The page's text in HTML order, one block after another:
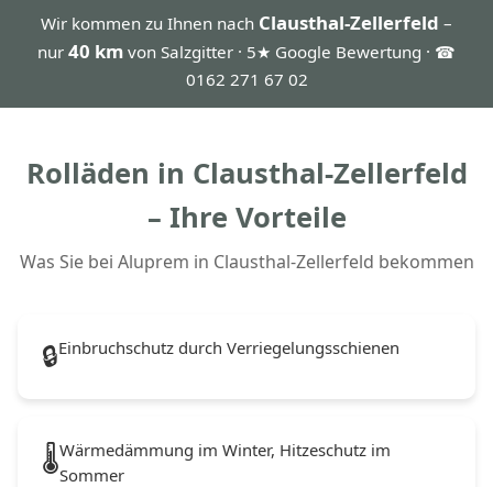
Wir kommen zu Ihnen nach Clausthal-Zellerfeld –
nur 40 km von Salzgitter · 5★ Google Bewertung · ☎
0162 271 67 02
Rolläden in Clausthal-Zellerfeld
– Ihre Vorteile
Was Sie bei Aluprem in Clausthal-Zellerfeld bekommen
🔒Einbruchschutz durch Verriegelungsschienen
🌡️Wärmedämmung im Winter, Hitzeschutz im
Sommer